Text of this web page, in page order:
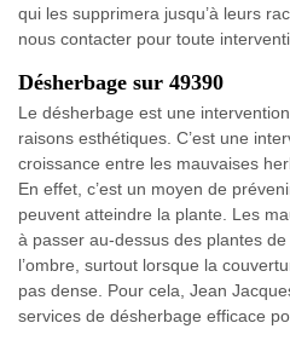
qui les supprimera jusqu’à leurs
nous contacter pour toute
Désherbage sur 49390
Le désherbage est une
raisons esthétiques. C’est une
croissance entre les mauvaises
En effet, c’est un moyen de
peuvent atteindre la plante. Les
à passer au-dessus des plantes
l’ombre, surtout lorsque la
pas dense. Pour cela, Jean
services de désherbage efficace